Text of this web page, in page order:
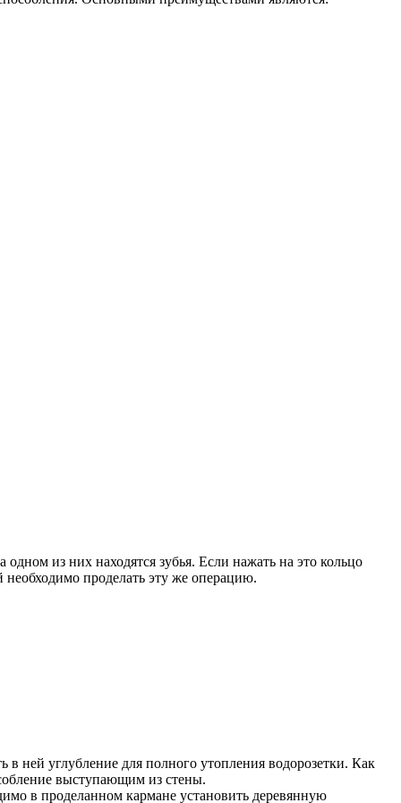
из них находятся зубья. Если нажать на это кольцо
проделать эту же операцию.
ней углубление для полного утопления водорозетки. Как
выступающим из стены.
в проделанном кармане установить деревянную